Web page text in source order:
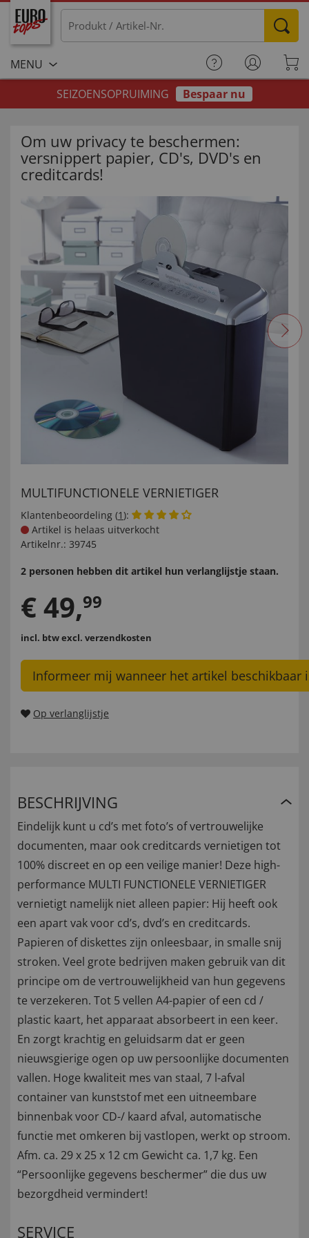
MENU
SEIZOENSOPRUIMING
Bespaar nu
Om uw privacy te beschermen:
versnippert papier, CD's, DVD's en
creditcards!
MULTIFUNCTIONELE VERNIETIGER
Klantenbeoordeling (1):
Artikel is helaas uitverkocht
Artikelnr.: 39745
2 personen hebben dit artikel hun verlanglijstje staan.
€49,99
incl. btwexcl. verzendkosten
Informeer mij wanneer het artikel beschikbaar
Op verlanglijstje
BESCHRIJVING
Eindelijk kunt u cd’s met foto’s of vertrouwelijke
documenten, maar ook creditcards vernietigen tot
100% discreet en op een veilige manier! Deze high-
performance MULTI FUNCTIONELE VERNIETIGER
vernietigt namelijk niet alleen papier: Hij heeft ook
een apart vak voor cd’s, dvd’s en creditcards.
Papieren of diskettes zijn onleesbaar, in smalle snij
stroken. Veel grote bedrijven maken gebruik van dit
principe om de vertrouwelijkheid van hun gegevens
te verzekeren. Tot 5 vellen A4-papier of een cd /
plastic kaart, het apparaat absorbeert in een keer.
En zorgt krachtig en geluidsarm dat er geen
nieuwsgierige ogen op uw persoonlijke documenten
vallen. Hoge kwaliteit mes van staal, 7 l-afval
container van kunststof met een uitneembare
binnenbak voor CD-/ kaard afval, automatische
functie met omkeren bij vastlopen, werkt op stroom.
Afm. ca. 29 x 25 x 12 cm Gewicht ca. 1,7 kg. Een
“Persoonlijke gegevens beschermer” die dus uw
bezorgdheid vermindert!
SERVICE